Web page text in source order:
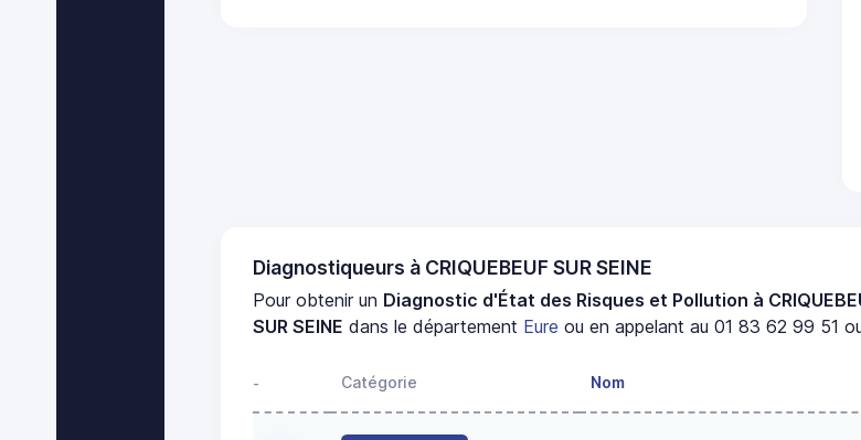
Diagnostiqueurs à CRIQUEBEUF SUR SEINE
Pour obtenir un Diagnostic d'État des Risques et Pollution à
SUR SEINE dans le département Eure ou en appelant au 01 83 62 99 51
- Catégorie Nom